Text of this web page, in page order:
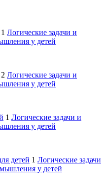
1 Логические задачи и
у детей
2 Логические задачи и
у детей
1 Логические задачи и
у детей
детей 1 Логические задачи
у детей